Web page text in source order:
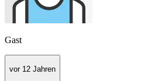
Gast
vor 12 Jahren